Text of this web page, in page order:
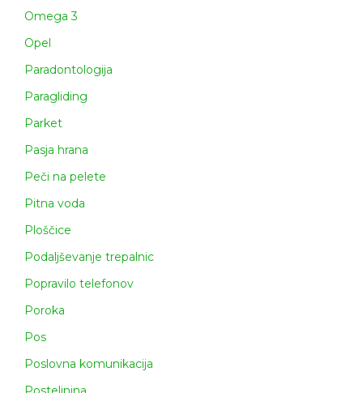
Omega 3
Opel
Paradontologija
Paragliding
Parket
Pasja hrana
Peči na pelete
Pitna voda
Ploščice
Podaljševanje trepalnic
Popravilo telefonov
Poroka
Pos
Poslovna komunikacija